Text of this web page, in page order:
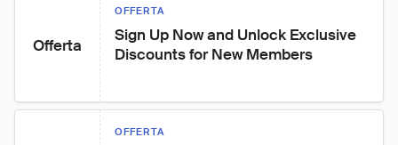
Offerta
OFFERTA
Sign Up Now and Unlock Exclusive
Discounts for New Members
OFFERTA